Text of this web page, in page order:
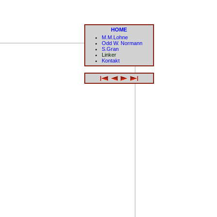
HOME
M.M.Lohne
Odd W. Normann
S.Gran
Linker
Kontakt